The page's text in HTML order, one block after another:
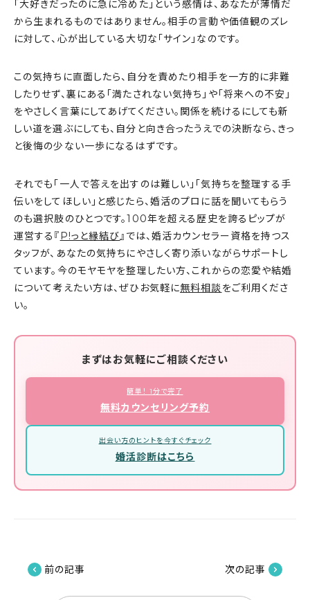
「大好きだったのに急に冷めた」という感情は、あなたが薄情だ
から生まれるものではありません。相手の言動や価値観のズレ
に対して、心が出している大切な「サイン」なのです。
この気持ちに直面したら、自分を責めたり相手を一方的に非難
したりせず、裏にある「満たされない気持ち」や「将来への不安」
をやさしく言葉にしてあげてください。関係を続けるにしても新
しい道を選ぶにしても、自分と向き合ったうえでの決断なら、きっ
と後悔の少ない一歩になるはずです。
それでも「一人で答えを出すのは難しい」「気持ちを整理する手
伝いをしてほしい」と感じたら、婚活のプロに話を聞いてもらう
のも選択肢のひとつです。100年を超える歴史を誇るピップが
運営する『 P!っと縁結び』では、婚活カウンセラー資格を持つス
タッフが、あなたの気持ちにやさしく寄り添いながらサポートし
ています。今のモヤモヤを整理したい方、これからの恋愛や結婚
について考えたい方は、ぜひお気軽に無料相談 をご利用くださ
い。
まずはお気軽にご相談ください
簡単！ 1分で完了
無料カウンセリング予約
出会い方のヒントを今すぐチェック
婚活診断はこちら
前の記事 次の記事